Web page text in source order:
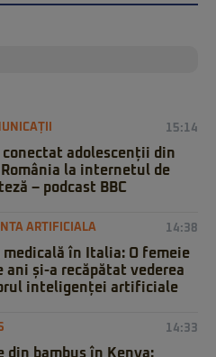
15:14
conectat adolescenții din
România la internetul de
– podcast BBC
ARTIFICIALA 14:38
medicală în Italia: O femeie
ani și-a recăpătat vederea
inteligenței artificiale
14:33
din bambus în Kenya: